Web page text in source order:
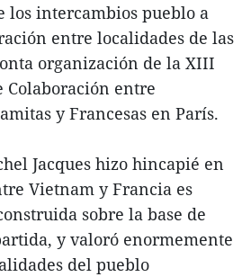
intercambios pueblo a
entre localidades de las
organización de la XIII
Colaboración entre
y Francesas en París.
Jacques hizo hincapié en
Vietnam y Francia es
sobre la base de
y valoró enormemente
del pueblo